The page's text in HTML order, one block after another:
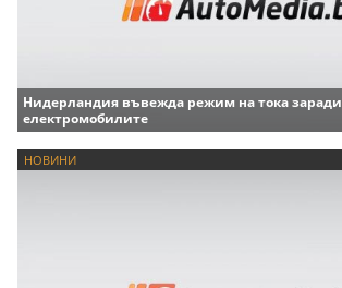
Нидерландия въвежда режим на тока заради
електромобилите
НОВИНИ